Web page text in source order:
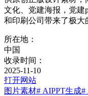
文化、党建海报，党建
和印刷公司带来了极大
所在地：
中国
收录时间：
2025-11-10
打开网站
图片素材# AIPPT生成#